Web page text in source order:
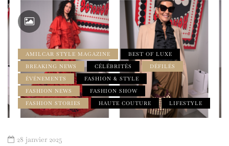
AMILCAR STYLE MAGAZINE
BEST OF LUXE
BREAKING NEWS
CÉLÉBRITÉS
DÉFILÉS
ÉVÉNEMENTS
FASHION & STYLE
FASHION NEWS
FASHION SHOW
FASHION STORIES
HAUTE COUTURE LIFESTYLE
28 janvier 2025